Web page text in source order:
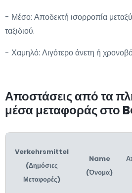
- Μέσο: Αποδεκτή ισορροπία
ταξιδιού.
- Χαμηλό: Λιγότερο άνετη ή
Αποστάσεις από τα
μέσα μεταφοράς στο
Verkehrsmittel
(Δημόσιες
Μεταφορές)
Name
(Όνομα)